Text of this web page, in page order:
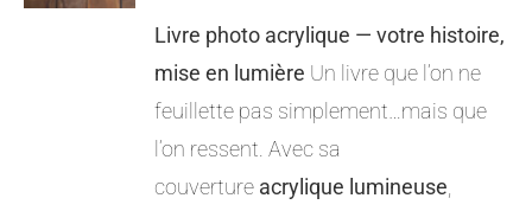
Livre photo acrylique — votre histoire,
mise en lumière Un livre que l’on ne
feuillette pas simplement…mais que
l’on ressent. Avec sa
couverture acrylique lumineuse,